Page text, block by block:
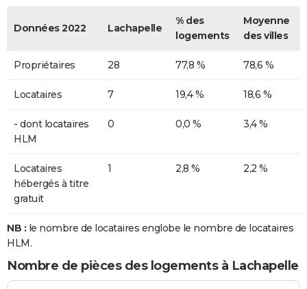
Données 2022 Lachapelle
% des
logements
Moyenne
des villes
Propriétaires 28 77,8 % 78,6 %
Locataires 7 19,4 % 18,6 %
- dont locataires
HLM
0 0,0 % 3,4 %
Locataires
hébergés à titre
gratuit
1 2,8 % 2,2 %
NB : le nombre de locataires englobe le nombre de locataires
HLM.
Nombre de pièces des logements à Lachapelle